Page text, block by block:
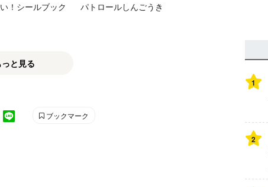
！シールブック
パトロールしんごうき
と見る
ブックマーク
1
2